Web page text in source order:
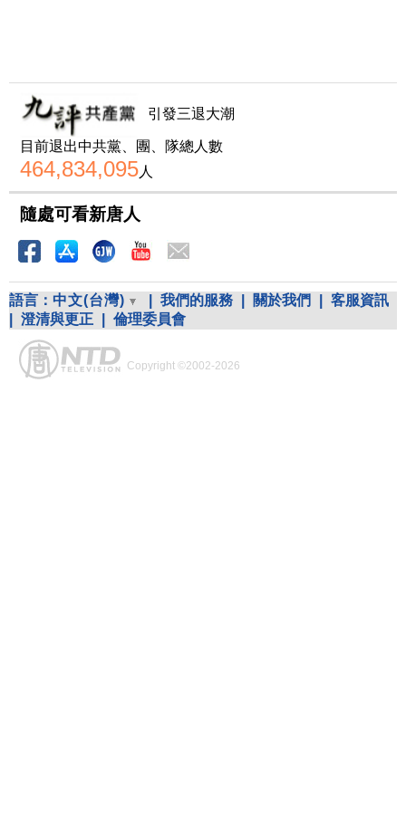
引發三退大潮
目前退出中共黨、團、隊總人數
464,834,095人
隨處可看新唐人
語言： 中文(台灣) 我們的服務 關於我們
客服資訊
澄清與更正 倫理委員會
Copyright ©2002-2026